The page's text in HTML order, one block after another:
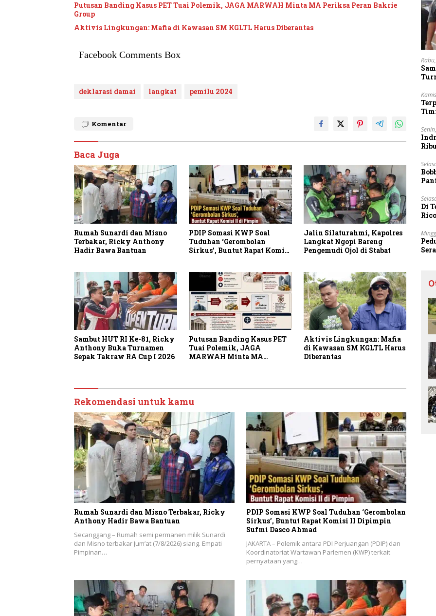
Putusan Banding Kasus PET Tuai Polemik, JAGA MARWAH Minta MA Periksa Peran Bakrie
Group
Aktivis Lingkungan: Mafia di Kawasan SM KGLTL Harus Diberantas
Facebook Comments Box
deklarasi damai langkat pemilu 2024
Komentar
Baca Juga
Rumah Sunardi dan Misno
Terbakar, Ricky Anthony
Hadir Bawa Bantuan
PDIP Somasi KWP Soal
Tuduhan ‘Gerombolan
Sirkus’, Buntut Rapat Komisi
Jalin Silaturahmi, Kapolres
Langkat Ngopi Bareng
Pengemudi Ojol di Stabat
Sambut HUT RI Ke-81, Ricky
Anthony Buka Turnamen
Sepak Takraw RA Cup I 2026
Putusan Banding Kasus PET
Tuai Polemik, JAGA
MARWAH Minta MA
Aktivis Lingkungan: Mafia
di Kawasan SM KGLTL Harus
Diberantas
Rekomendasi untuk kamu
Rumah Sunardi dan Misno Terbakar, Ricky
Anthony Hadir Bawa Bantuan
Secanggang – Rumah semi permanen milik Sunardi
dan Misno terbakar Jum’at (7/8/2026) siang. Empati
Pimpinan…
PDIP Somasi KWP Soal Tuduhan ‘Gerombolan
Sirkus’, Buntut Rapat Komisi II Dipimpin
Sufmi Dasco Ahmad
JAKARTA – Polemik antara PDI Perjuangan (PDIP) dan
Koordinatoriat Wartawan Parlemen (KWP) terkait
pernyataan yang…
Di